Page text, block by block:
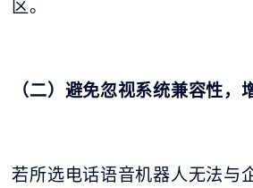
区。
（二）避免忽视系统兼容性，
若所选电话语音机器人无法与